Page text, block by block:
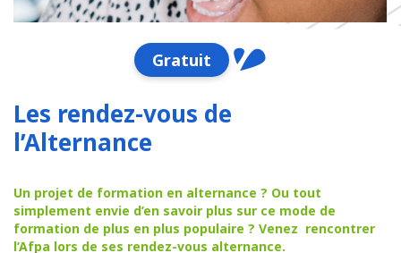
Gratuit
Les rendez-vous de
l’Alternance
Un projet de formation en alternance ? Ou tout
simplement envie d’en savoir plus sur ce mode de
formation de plus en plus populaire ? Venez rencontrer
l’Afpa lors de ses rendez-vous alternance.